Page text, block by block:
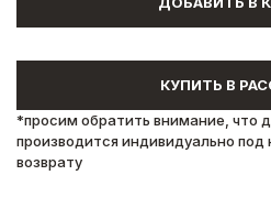
КУПИТЬ В
*просим обратить внимание, что
производится индивидуально
возврату